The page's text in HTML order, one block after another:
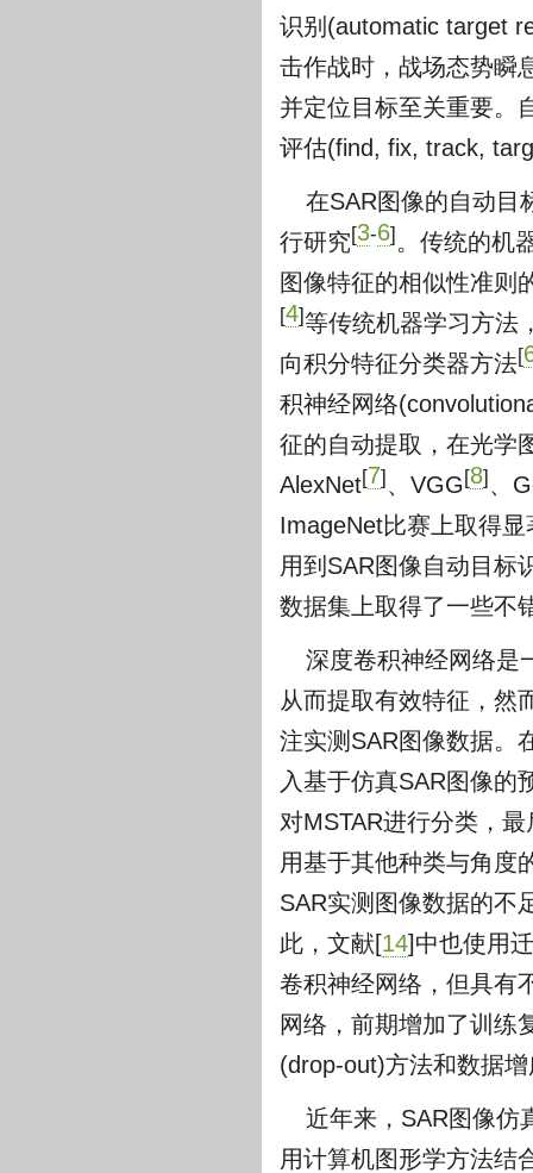
识别(automatic target
击作战时，战场态势瞬
并定位目标至关重要。
评估(find, fix, track,
在SAR图像的自动目
行研究[3-6] 。传统的机
图像特征的相似性准则
[4]等传统机器学习方法
向积分特征分类器方法[
积神经网络
征的自动提取，在光学
AlexNet[7] 、VGG [8] 、
ImageNet比赛上取得
用到SAR图像自动目标
数据集上取得了一些不
深度卷积神经网络是
从而提取有效特征，然
注实测SAR图像数据。
入基于仿真SAR图像的
对MSTAR进行分类，
用基于其他种类与角度
SAR实测图像数据的不
此，文献[14]中也使用
卷积神经网络，但具有
网络，前期增加了训练
(drop-out)方法和数据
近年来，SAR图像仿
用计算机图形学方法结